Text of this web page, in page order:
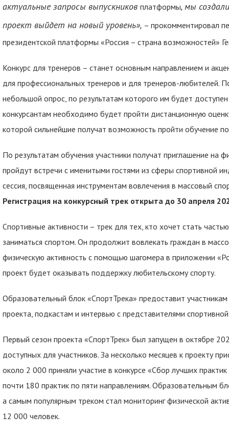
актуальные запросы выпускников платформы, мы
проект выйдет на новый уровень», – прокомментировал
президентской платформы «Россия – страна возможностей»
Конкурс для тренеров – станет основным направлением и
для профессиональных тренеров и для тренеров-любителей.
небольшой опрос, по результатам которого им будет
конкурсантам необходимо будет пройти дистанционную
которой сильнейшие получат возможность пройти обучение
По результатам обучения участники получат приглашение на
пройдут встречи с именитыми гостями из сферы спортивной
сессия, посвященная инструментам вовлечения в массовый
Регистрация на конкурсный трек открыта до 30 апреля
Спортивные активности – трек для тех, кто хочет стать
заниматься спортом. Он продолжит вовлекать граждан в
физическую активность с помощью шагомера в приложении
проект будет оказывать поддержку любительскому спорту.
Образовательный блок «СпортТрека» предоставит
проекта, подкастам и интервью с представителями
Первый сезон проекта «СпортТрек» был запущен в октябре
доступных для участников. За несколько месяцев к проекту
около 2 000 приняли участие в конкурсе «Сбор лучших
почти 180 практик по пяти направлениям. Образовательным
а самым популярным треком стал мониторинг физической
12 000 человек.